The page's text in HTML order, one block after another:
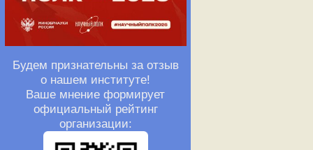
Будем признательны за отзыв
о нашем институте!
Ваше мнение формирует
официальный рейтинг
организации: